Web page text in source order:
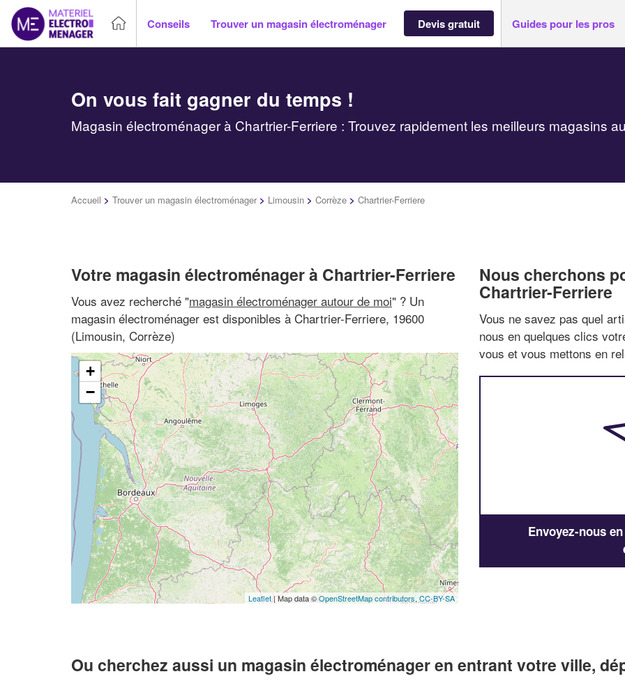
Conseils Trouver un magasin électroménager Devis gratuit Guides pour les pros
On vous fait gagner du temps !
Magasin électroménager à Chartrier-Ferriere : Trouvez rapidement les meilleurs magasins
Accueil > Trouver un magasin électroménager > Limousin > Corrèze > Chartrier-Ferriere
Votre magasin électroménager à Chartrier-Ferriere
Vous avez recherché "magasin électroménager autour de moi" ? Un
magasin électroménager est disponibles à Chartrier-Ferriere, 19600
(Limousin, Corrèze)
+
−
Leaflet| Map data ©OpenStreetMap contributors, CC-BY-SA
Nous cherchons
Chartrier-Ferriere
Vous ne savez pas quel
nous en quelques clics
vous et vous mettons en
Envoyez-nous
Ou cherchez aussi un magasin électroménager en entrant votre ville,